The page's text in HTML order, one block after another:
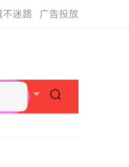
广告投放
迷路